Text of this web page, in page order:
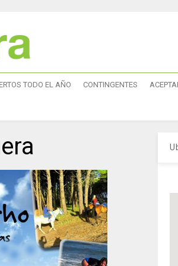
TODO EL AÑO CONTINGENTES